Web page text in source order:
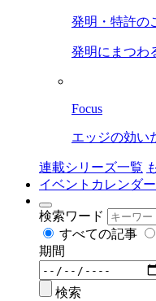
発明・特許の
発明にまつわ
Focus
エッジの効い
連載シリーズ一覧
イベントカレンダー
検索ワード
すべての記事
期間
検索